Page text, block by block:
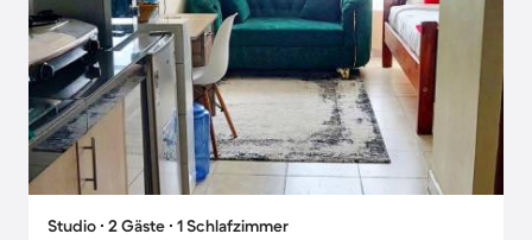
Studio ∙ 2 Gäste ∙ 1 Schlafzimmer